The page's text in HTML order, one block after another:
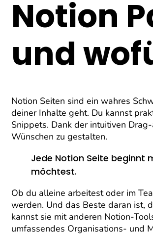
Notion
und
Notion Seiten sind ein wahres
deiner Inhalte geht. Du kannst
Snippets. Dank der intuitiven
Wünschen zu gestalten.
Jede Notion Seite beginnt
möchtest.
Ob du alleine arbeitest oder im
werden. Und das Beste daran ist,
kannst sie mit anderen Notion-
umfassendes Organisations- und